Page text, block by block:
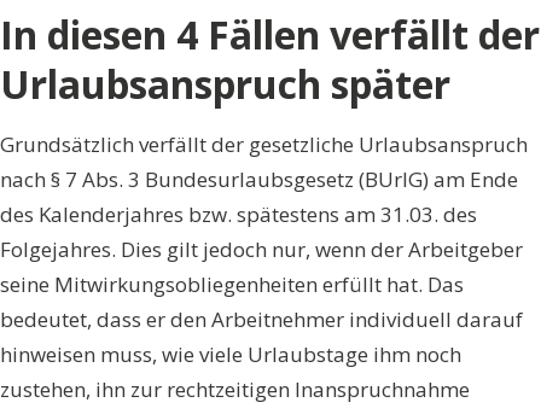
In diesen 4 Fällen verfällt der
Urlaubsanspruch später
Grundsätzlich verfällt der gesetzliche Urlaubsanspruch
nach § 7 Abs. 3 Bundesurlaubsgesetz (BUrlG) am Ende
des Kalenderjahres bzw. spätestens am 31.03. des
Folgejahres. Dies gilt jedoch nur, wenn der Arbeitgeber
seine Mitwirkungsobliegenheiten erfüllt hat. Das
bedeutet, dass er den Arbeitnehmer individuell darauf
hinweisen muss, wie viele Urlaubstage ihm noch
zustehen, ihn zur rechtzeitigen Inanspruchnahme